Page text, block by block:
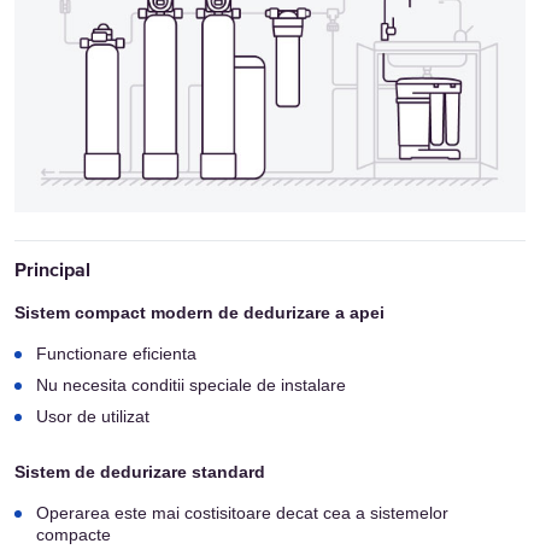
Functionare eficienta
Nu necesita conditii speciale de instalare
Usor de utilizat
Operarea este mai costisitoare decat cea a sistemelor
compacte